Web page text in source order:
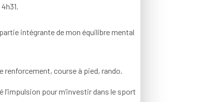
intégrante de mon équilibre mental
renforcement, course à pied, rando.
l’impulsion pour m’investir dans le sport